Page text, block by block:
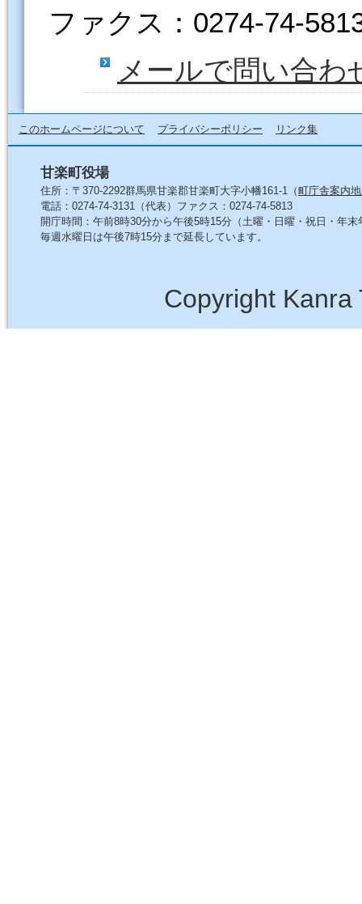
ファクス：0274-74-
メールで問い合わ
このホームページについて プライバシーポリシー リンク集
甘楽町役場
住所：〒370-2292群馬県甘楽郡甘楽町大字小幡161-1（町庁舎案内
電話：0274-74-3131（代表）ファクス：0274-74-5813
開庁時間：午前8時30分から午後5時15分（土曜・日曜・祝日・年末
毎週水曜日は午後7時15分まで延長しています。
Copyright Kanra